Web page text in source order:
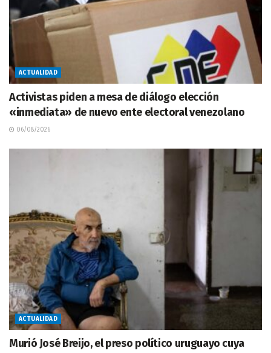
ACTUALIDAD
Activistas piden a mesa de diálogo elección
«inmediata» de nuevo ente electoral venezolano
06/08/2026
ACTUALIDAD
Murió José Breijo, el preso político uruguayo cuya